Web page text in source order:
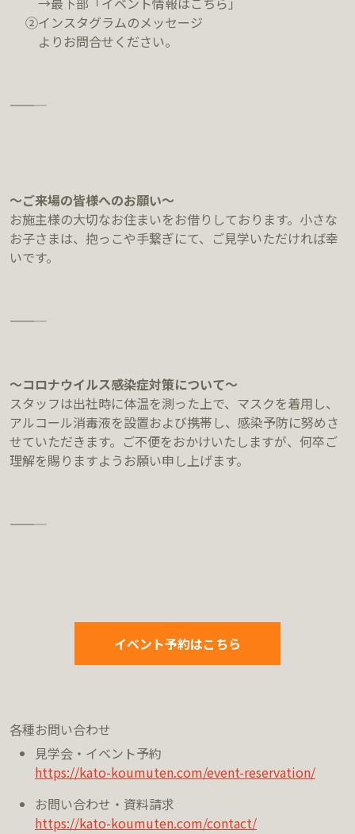
②インスタグラムのメッセージ
よりお問合せください。
―――――
～ご来場の皆様へのお願い～
お施主様の大切なお住まいをお借りしております。小さな
お子さまは、抱っこや手繋ぎにて、ご見学いただければ幸
いです。
―――――
～コロナウイルス感染症対策について～
スタッフは出社時に体温を測った上で、マスクを着用し、
アルコール消毒液を設置および携帯し、感染予防に努めさ
せていただきます。ご不便をおかけいたしますが、何卒ご
理解を賜りますようお願い申し上げます。
―――――
イベント予約はこちら
各種お問い合わせ
見学会・イベント予約
https://kato-koumuten.com/event-reservation/
お問い合わせ・資料請求
https://kato-koumuten.com/contact/